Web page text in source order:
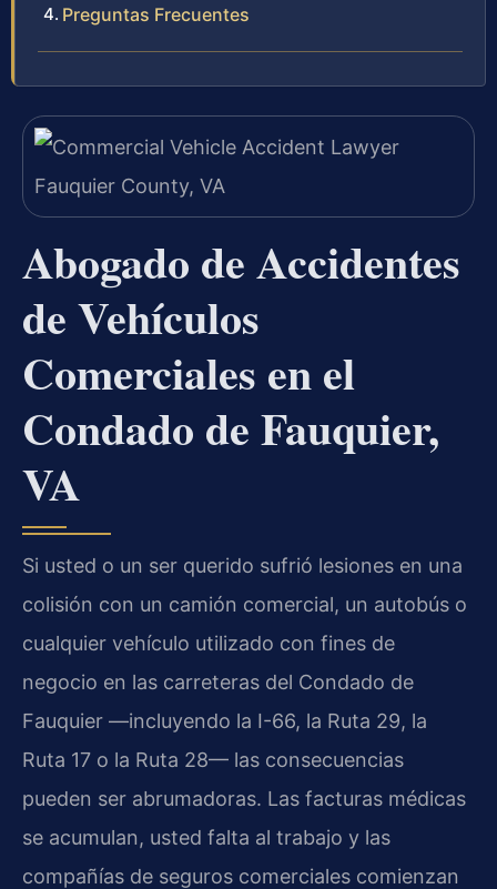
Preguntas Frecuentes
Abogado de Accidentes
de Vehículos
Comerciales en el
Condado de Fauquier,
VA
Si usted o un ser querido sufrió lesiones en una
colisión con un camión comercial, un autobús o
cualquier vehículo utilizado con fines de
negocio en las carreteras del Condado de
Fauquier —incluyendo la I-66, la Ruta 29, la
Ruta 17 o la Ruta 28— las consecuencias
pueden ser abrumadoras. Las facturas médicas
se acumulan, usted falta al trabajo y las
compañías de seguros comerciales comienzan